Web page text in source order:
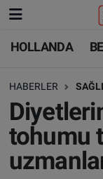
HOLLANDA
HABERLER
tohumu
HOLLANDA
BELÇİKA
ALMANYA
FRANSA
HOLLANDA
BELÇİKA
ALMANYA
TÜRKİYE
Nöbetçi
Hava
Trafik
Süper Lig